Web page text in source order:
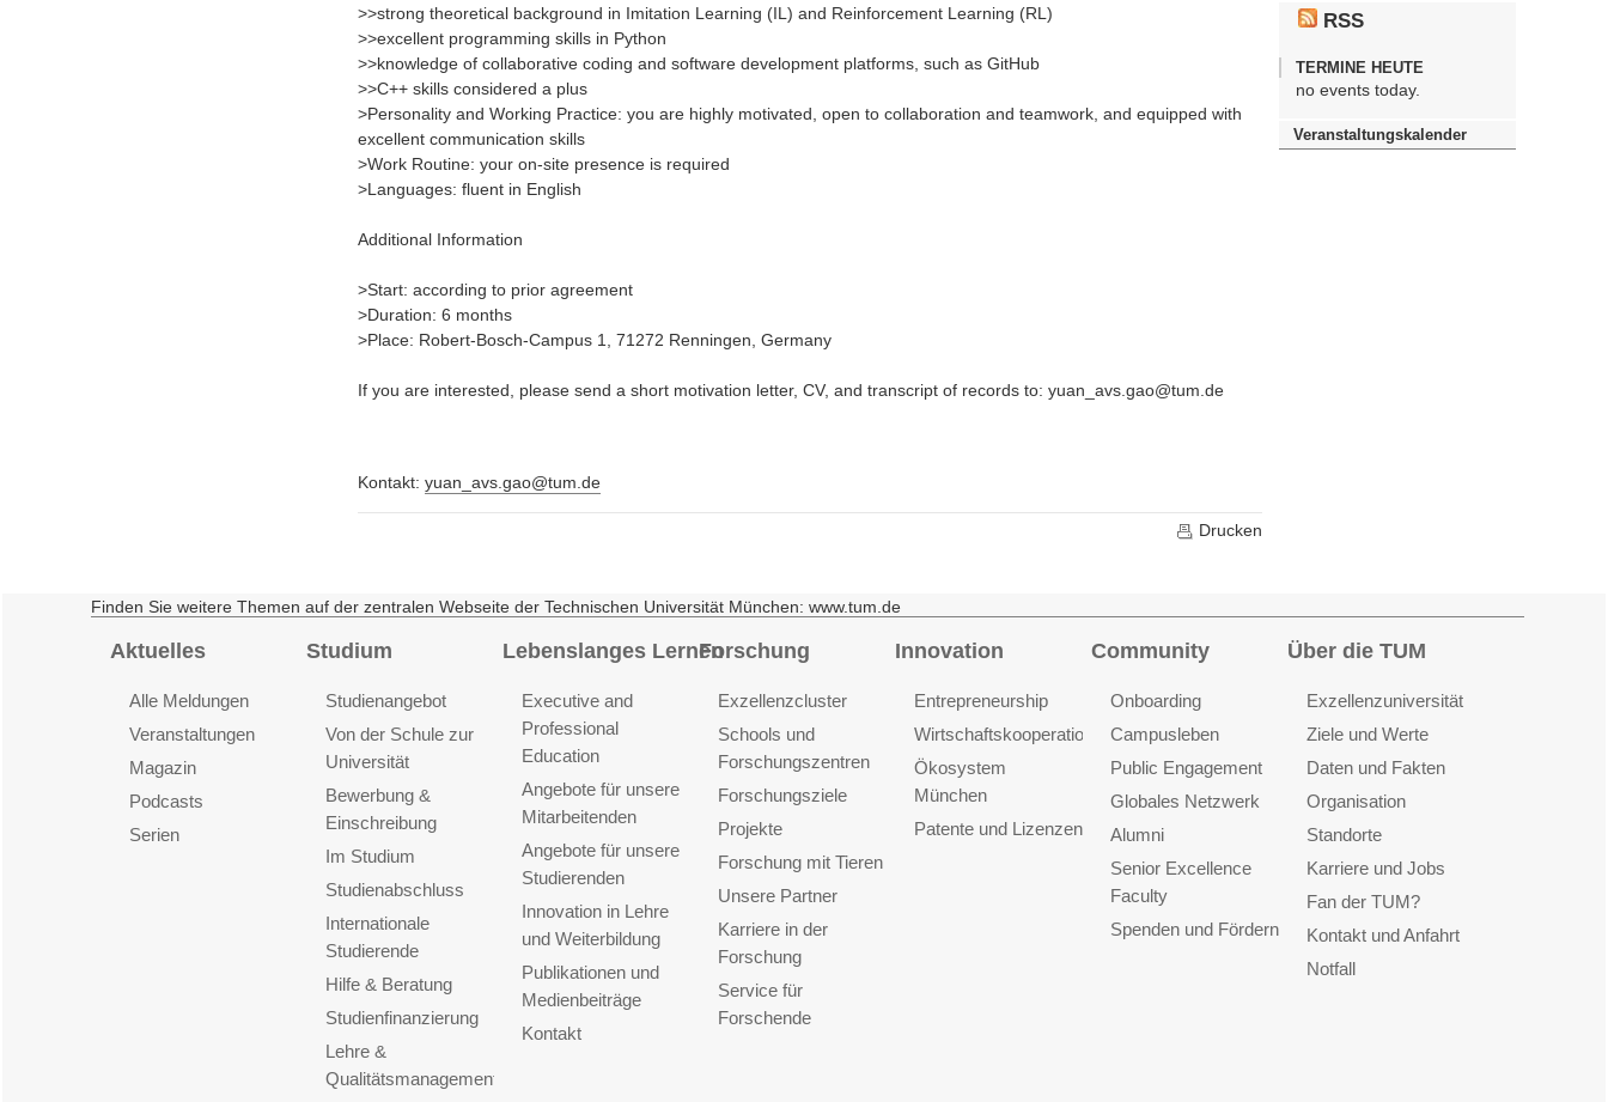
>>strong theoretical background in Imitation Learning (IL) and Reinforcement Learning (RL)
>>excellent programming skills in Python
>>knowledge of collaborative coding and software development platforms, such as GitHub
>>C++ skills considered a plus
>Personality and Working Practice: you are highly motivated, open to collaboration and teamwork, and equipped with
excellent communication skills
>Work Routine: your on-site presence is required
>Languages: fluent in English
Additional Information
>Start: according to prior agreement
>Duration: 6 months
>Place: Robert-Bosch-Campus 1, 71272 Renningen, Germany
If you are interested, please send a short motivation letter, CV, and transcript of records to: yuan_avs.gao@tum.de
Kontakt: yuan_avs.gao@tum.de
Drucken
RSS
TERMINE HEUTE
no events today.
Veranstaltungskalender
Finden Sie weitere Themen auf der zentralen Webseite der Technischen Universität München: www.tum.de
Aktuelles
Alle Meldungen
Veranstaltungen
Magazin
Podcasts
Serien
Studium
Studienangebot
Von der Schule zur
Universität
Bewerbung &
Einschreibung
Im Studium
Studienabschluss
Internationale
Studierende
Hilfe & Beratung
Studienfinanzierung
Lehre &
Qualitätsmanagement
Lebenslanges Lernen
Executive and
Professional
Education
Angebote für unsere
Mitarbeitenden
Angebote für unsere
Studierenden
Innovation in Lehre
und Weiterbildung
Publikationen und
Medienbeiträge
Kontakt
Forschung
Exzellenzcluster
Schools und
Forschungszentren
Forschungsziele
Projekte
Forschung mit Tieren
Unsere Partner
Karriere in der
Forschung
Service für
Forschende
Innovation
Entrepreneurship
Wirtschaftskooperationen
Ökosystem
München
Patente und Lizenzen
Community
Onboarding
Campusleben
Public Engagement
Globales Netzwerk
Alumni
Senior Excellence
Faculty
Spenden und Fördern
Über die TUM
Exzellenzuniversität
Ziele und Werte
Daten und Fakten
Organisation
Standorte
Karriere und Jobs
Fan der TUM?
Kontakt und Anfahrt
Notfall